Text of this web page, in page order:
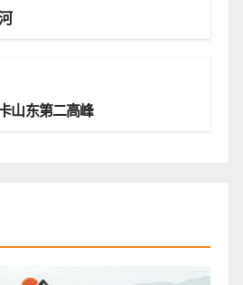
山东第二高峰